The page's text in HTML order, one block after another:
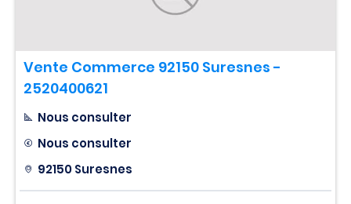
Vente Commerce 92150 Suresnes -
2520400621
Nous consulter
Nous consulter
92150 Suresnes